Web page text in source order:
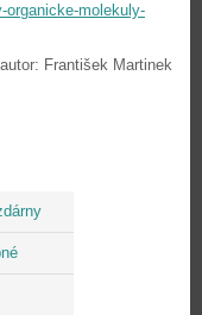
organicke-molekuly-
autor: František Martinek